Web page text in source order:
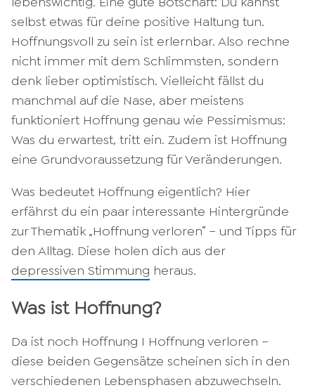
selbst etwas für deine positive Haltung tun.
Hoffnungsvoll zu sein ist erlernbar. Also rechne
nicht immer mit dem Schlimmsten, sondern
denk lieber optimistisch. Vielleicht fällst du
manchmal auf die Nase, aber meistens
funktioniert Hoffnung genau wie Pessimismus:
Was du erwartest, tritt ein. Zudem ist Hoffnung
eine Grundvoraussetzung für Veränderungen.
Was bedeutet Hoffnung eigentlich? Hier
erfährst du ein paar interessante Hintergründe
zur Thematik „Hoffnung verloren” – und Tipps für
den Alltag. Diese holen dich aus der
depressiven Stimmung heraus.
Was ist Hoffnung?
Da ist noch Hoffnung I Hoffnung verloren –
diese beiden Gegensätze scheinen sich in den
verschiedenen Lebensphasen abzuwechseln.